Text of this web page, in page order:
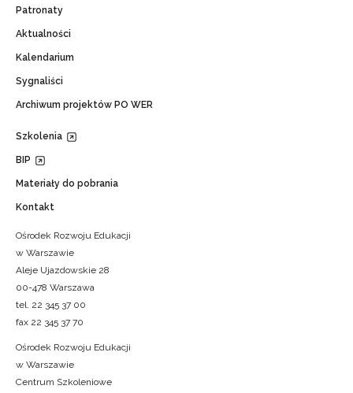
Patronaty
Aktualności
Kalendarium
Sygnaliści
Archiwum projektów PO WER
Szkolenia
BIP
Materiały do pobrania
Kontakt
Ośrodek Rozwoju Edukacji
w Warszawie
Aleje Ujazdowskie 28
00-478 Warszawa
tel. 22 345 37 00
fax 22 345 37 70
Ośrodek Rozwoju Edukacji
w Warszawie
Centrum Szkoleniowe